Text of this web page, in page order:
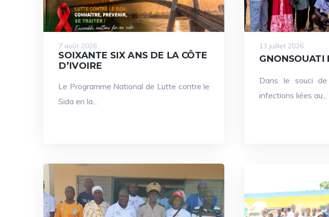
7 août 2026
SOIXANTE SIX ANS DE LA CÔTE
D’IVOIRE
Le Programme National de Lutte contre le
Sida en la...
13 juillet 2026
GNONSOUATI
Dans le souci de
infections liées au...